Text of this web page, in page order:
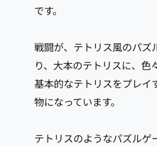
です。
戦闘が、テトリス風のパズ
り、大本のテトリスに、色
基本的なテトリスをプレイ
物になっています。
テトリスのようなパズルゲ